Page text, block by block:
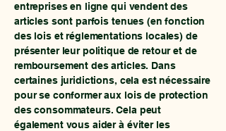
entreprises en ligne qui vendent des
articles sont parfois tenues (en fonction
des lois et réglementations locales) de
présenter leur politique de retour et de
remboursement des articles. Dans
certaines juridictions, cela est nécessaire
pour se conformer aux lois de protection
des consommateurs. Cela peut
également vous aider à éviter les